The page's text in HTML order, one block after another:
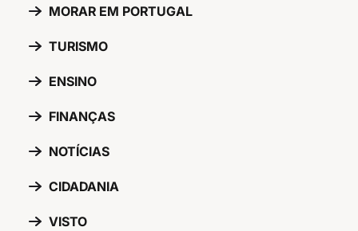
MORAR EM PORTUGAL
TURISMO
ENSINO
FINANÇAS
NOTÍCIAS
CIDADANIA
VISTO